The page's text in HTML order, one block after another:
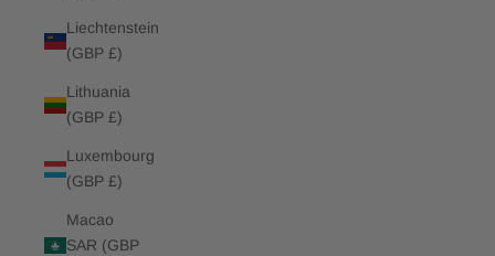
Liechtenstein
(GBP £)
Lithuania
(GBP £)
Luxembourg
(GBP £)
Macao
SAR (GBP